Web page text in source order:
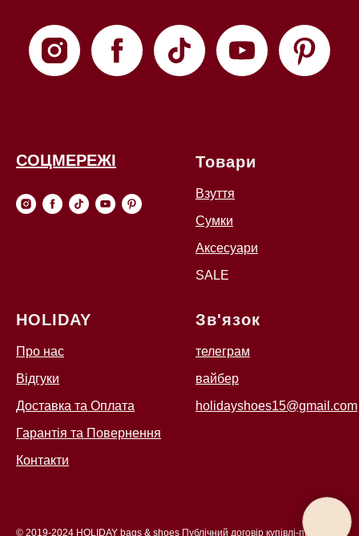
СОЦМЕРЕЖІ Товари
Взуття
Сумки
Аксесуари
SALE
HOLIDAY
Про нас
Відгуки
Доставка та Оплата
Гарантія та Повернення
Контакти
Зв'язок
телеграм
вайбер
holidayshoes15@gmail.com
© 2019-2024 HOLIDAY bags & shoes Публічний договір купівлі-продаж